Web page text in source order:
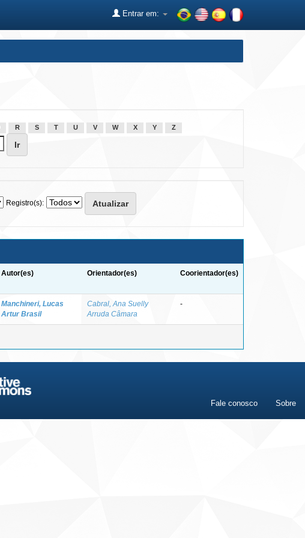
Entrar em:
R S T U V W X Y Z
Registro(s):
Autor(es) Orientador(es) Coorientador(es)
Manchineri, Lucas
Artur Brasil
Cabral, Ana Suelly
Arruda Câmara
-
Fale conosco Sobre